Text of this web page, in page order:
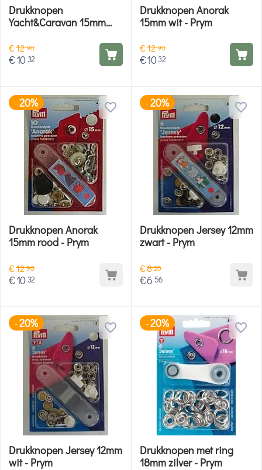
Drukknopen
Yacht&Caravan 15mm
€1290
€10 32
Drukknopen Anorak
15mm wit - Prym
€1290
€10 32
-20%
Drukknopen Anorak
15mm rood - Prym
€1290
€10 32
-20%
Drukknopen Jersey 12mm
zwart - Prym
€820
€6 56
-20%
Drukknopen Jersey 12mm
wit - Prym
-20%
Drukknopen met ring
18mm zilver - Prym